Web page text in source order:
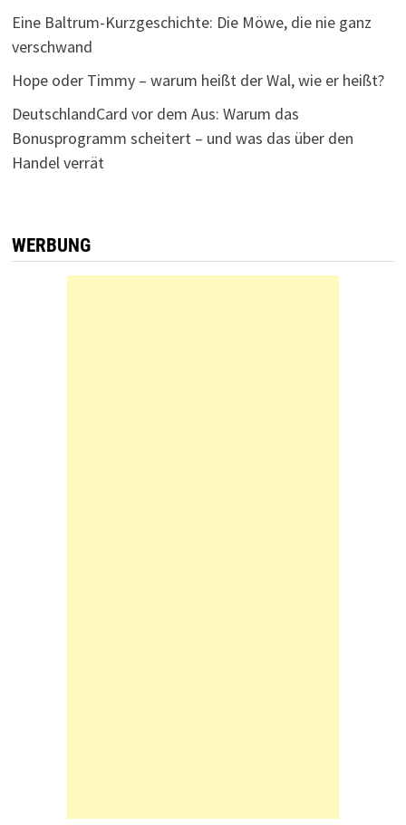
Eine Baltrum-Kurzgeschichte: Die Möwe, die nie ganz
verschwand
Hope oder Timmy – warum heißt der Wal, wie er heißt?
DeutschlandCard vor dem Aus: Warum das
Bonusprogramm scheitert – und was das über den
Handel verrät
WERBUNG